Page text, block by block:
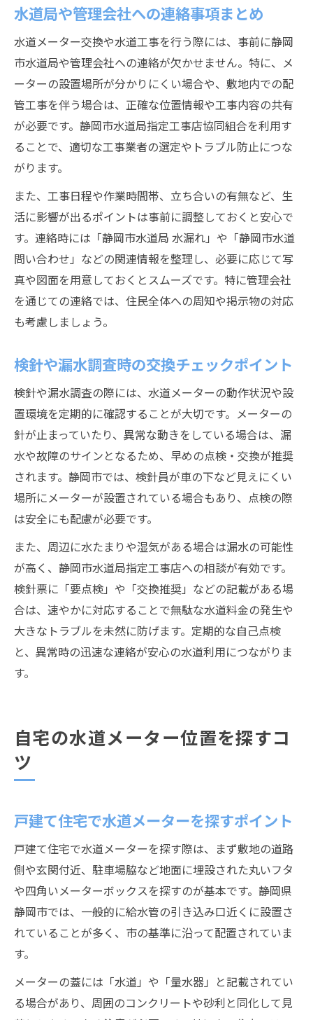
水道局や管理会社への連絡事項まとめ
水道メーター交換や水道工事を行う際には、事前に静岡
市水道局や管理会社への連絡が欠かせません。特に、メ
ーターの設置場所が分かりにくい場合や、敷地内での配
管工事を伴う場合は、正確な位置情報や工事内容の共有
が必要です。静岡市水道局指定工事店協同組合を利用す
ることで、適切な工事業者の選定やトラブル防止につな
がります。
また、工事日程や作業時間帯、立ち合いの有無など、生
活に影響が出るポイントは事前に調整しておくと安心で
す。連絡時には「静岡市水道局 水漏れ」や「静岡市水道
問い合わせ」などの関連情報を整理し、必要に応じて写
真や図面を用意しておくとスムーズです。特に管理会社
を通じての連絡では、住民全体への周知や掲示物の対応
も考慮しましょう。
検針や漏水調査時の交換チェックポイント
検針や漏水調査の際には、水道メーターの動作状況や設
置環境を定期的に確認することが大切です。メーターの
針が止まっていたり、異常な動きをしている場合は、漏
水や故障のサインとなるため、早めの点検・交換が推奨
されます。静岡市では、検針員が車の下など見えにくい
場所にメーターが設置されている場合もあり、点検の際
は安全にも配慮が必要です。
また、周辺に水たまりや湿気がある場合は漏水の可能性
が高く、静岡市水道局指定工事店への相談が有効です。
検針票に「要点検」や「交換推奨」などの記載がある場
合は、速やかに対応することで無駄な水道料金の発生や
大きなトラブルを未然に防げます。定期的な自己点検
と、異常時の迅速な連絡が安心の水道利用につながりま
す。
自宅の水道メーター位置を探すコ
ツ
戸建て住宅で水道メーターを探すポイント
戸建て住宅で水道メーターを探す際は、まず敷地の道路
側や玄関付近、駐車場脇など地面に埋設された丸いフタ
や四角いメーターボックスを探すのが基本です。静岡県
静岡市では、一般的に給水管の引き込み口近くに設置さ
れていることが多く、市の基準に沿って配置されていま
す。
メーターの蓋には「水道」や「量水器」と記載されてい
る場合があり、周囲のコンクリートや砂利と同化して見